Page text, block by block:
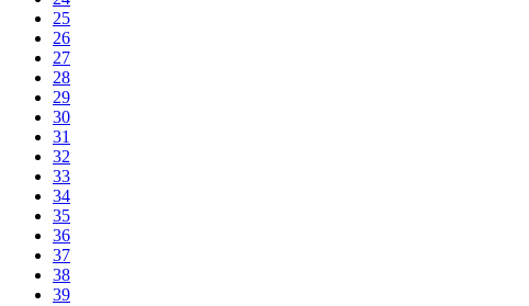
25
26
27
28
29
30
31
32
33
34
35
36
37
38
39